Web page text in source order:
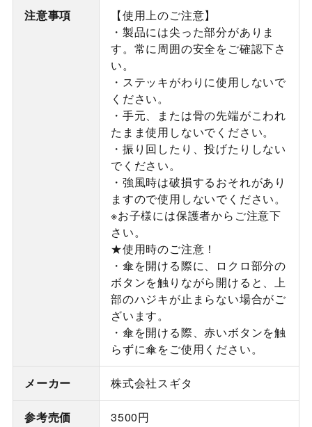
注意事項
【使用上のご注意】
・製品には尖った部分がありま
す。常に周囲の安全をご確認下さ
い。
・ステッキがわりに使用しないで
ください。
・手元、または骨の先端がこわれ
たまま使用しないでください。
・振り回したり、投げたりしない
でください。
・強風時は破損するおそれがあり
ますので使用しないでください。
※お子様には保護者からご注意下
さい。
★使用時のご注意！
・傘を開ける際に、ロクロ部分の
ボタンを触りながら開けると、上
部のハジキが止まらない場合がご
ざいます。
・傘を開ける際、赤いボタンを触
らずに傘をご使用ください。
メーカー 株式会社スギタ
参考売価 3500円